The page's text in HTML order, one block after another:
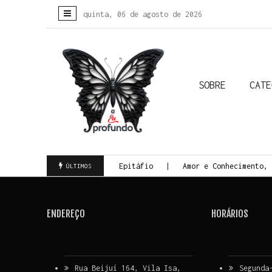
quinta, 06 de agosto de 2026
SOBRE
ÚLTIMOS
da Morte Consciente Epitáfio Amor e
ENDEREÇO
Rua Beijuí 164, Vila Isa,
HORÁRIOS